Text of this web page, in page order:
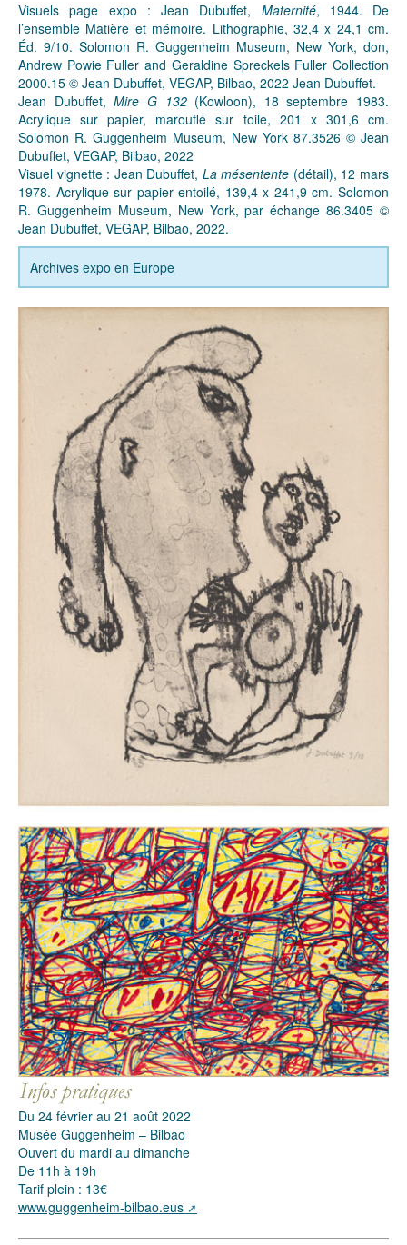
Visuels page expo : Jean Dubuffet, Maternité, 1944. De
l’ensemble Matière et mémoire. Lithographie, 32,4 x 24,1 cm.
Éd. 9/10. Solomon R. Guggenheim Museum, New York, don,
Andrew Powie Fuller and Geraldine Spreckels Fuller Collection
2000.15 © Jean Dubuffet, VEGAP, Bilbao, 2022 Jean Dubuffet.
Jean Dubuffet,Mire G 132(Kowloon), 18 septembre 1983.
Acrylique sur papier, marouflé sur toile, 201 x 301,6 cm.
Solomon R. Guggenheim Museum, New York 87.3526 © Jean
Dubuffet, VEGAP, Bilbao, 2022
Visuel vignette : Jean Dubuffet, La mésentente (détail), 12 mars
1978. Acrylique sur papier entoilé, 139,4 x 241,9 cm. Solomon
R. Guggenheim Museum, New York, par échange 86.3405 ©
Jean Dubuffet, VEGAP, Bilbao, 2022.
Archives expo en Europe
Du 24 février au 21 août 2022
Musée Guggenheim – Bilbao
Ouvert du mardi au dimanche
De 11h à 19h
Tarif plein : 13€
www.guggenheim-bilbao.eus